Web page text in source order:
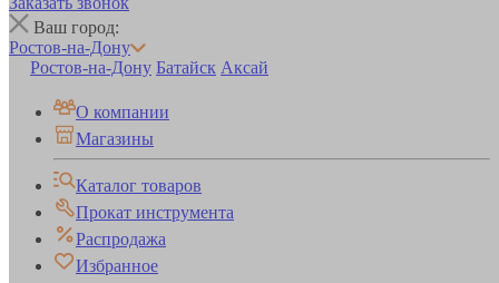
Ваш город:
Ростов-на-Дону
Ростов-на-Дону Батайск Аксай
О компании
Магазины
Каталог товаров
Прокат инструмента
Распродажа
Избранное